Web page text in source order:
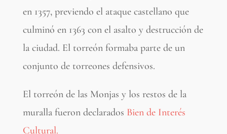
en 1357, previendo el ataque castellano que
culminó en 1363 con el asalto y destrucción de
la ciudad. El torreón formaba parte de un
conjunto de torreones defensivos.
El torreón de las Monjas y los restos de la
muralla fueron declarados Bien de Interés
Cultural.